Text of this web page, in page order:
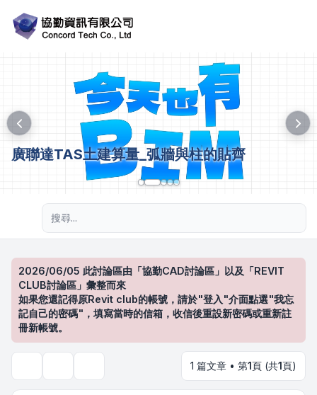
廣聯達TAS土建算量_弧牆與柱的貼齊
2026/06/05 此討論區由「協勤CAD討論區」以及「REVIT
CLUB討論區」彙整而來
如果您還記得原Revit club的帳號，請於"登入"介面點選"我忘
記自己的密碼"，填寫當時的信箱，收信後重設新密碼或重新註
冊新帳號。
1 篇文章 • 第1頁 (共1頁)